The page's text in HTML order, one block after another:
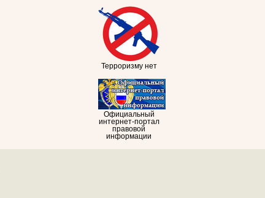
Терроризму нет
Официальный
интернет-портал
правовой
информации